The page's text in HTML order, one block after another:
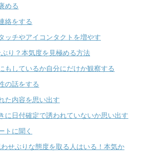
める
絡をする
ッチやアイコンタクトを増やす
り？本気度を見極める方法
もしているか自分にだけか観察する
の話をする
た内容を思い出す
に日付確定で誘われていないか思い出す
トに聞く
せぶりな態度を取る人はいる！本気か